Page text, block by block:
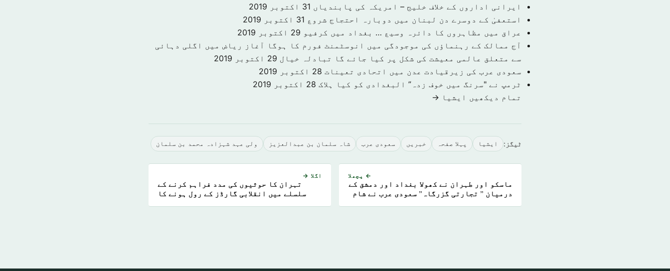
ایرانی اداروں کے خلاف خلیج – امریکہ کی پابندیاں 31 اکتوبر 2019
استعفیٰ کے دوسرے دن لبنان میں دوبارہ احتجاج شروع 31 اکتوبر 2019
عراق میں مظاہروں کا دائرہ وسیع … بغداد میں کرفیو 29 اکتوبر 2019
آج ممالک کے رہنماؤں کی موجودگی میں انوسٹمنٹ فورم کا ہوگا آغاز ریاض میں اگلی دہائی
سے متعلق عالمی معیشت کی شکل پر کیا جائے گا تبادلہ خیال 29 اکتوبر 2019
سعودی عرب کی زیرقیادت عدن میں اتحادی تعینات 28 اکتوبر 2019
ٹرمپ نے "سرنگ میں خوف زدہ” البغدادی کو کیا ہلاک 28 اکتوبر 2019
تمام دیکھیں ايشيا →
ٹیگز: ايشيا پہلا صفحہ خبريں سعودى عرب شاہ سلمان بن عبدالعزیز ولی عہد شہزادہ محمد بن سلمان
← پچھلا
ماسکو اور طہران نے کھولا بغداد اور دمشق کے
درمیان ” تجارتی گزرگاہ” سعودی عرب نے شام
اگلا →
تہران کا حوثیوں کی مدد فراہم کرنے کے
سلسلے میں انقلابی گارڈز کے رول ہونے کا